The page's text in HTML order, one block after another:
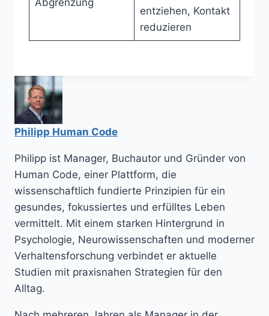
entziehen, Kontakt
reduzieren
Philipp Human Code
Philipp ist Manager, Buchautor und Gründer von
Human Code, einer Plattform, die
wissenschaftlich fundierte Prinzipien für ein
gesundes, fokussiertes und erfülltes Leben
vermittelt. Mit einem starken Hintergrund in
Psychologie, Neurowissenschaften und moderner
Verhaltensforschung verbindet er aktuelle
Studien mit praxisnahen Strategien für den
Alltag.